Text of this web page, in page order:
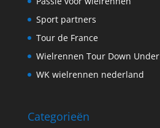
Sport partners
Tour de France
Wielrennen Tour Down Under
WK wielrennen nederland
Categorieën